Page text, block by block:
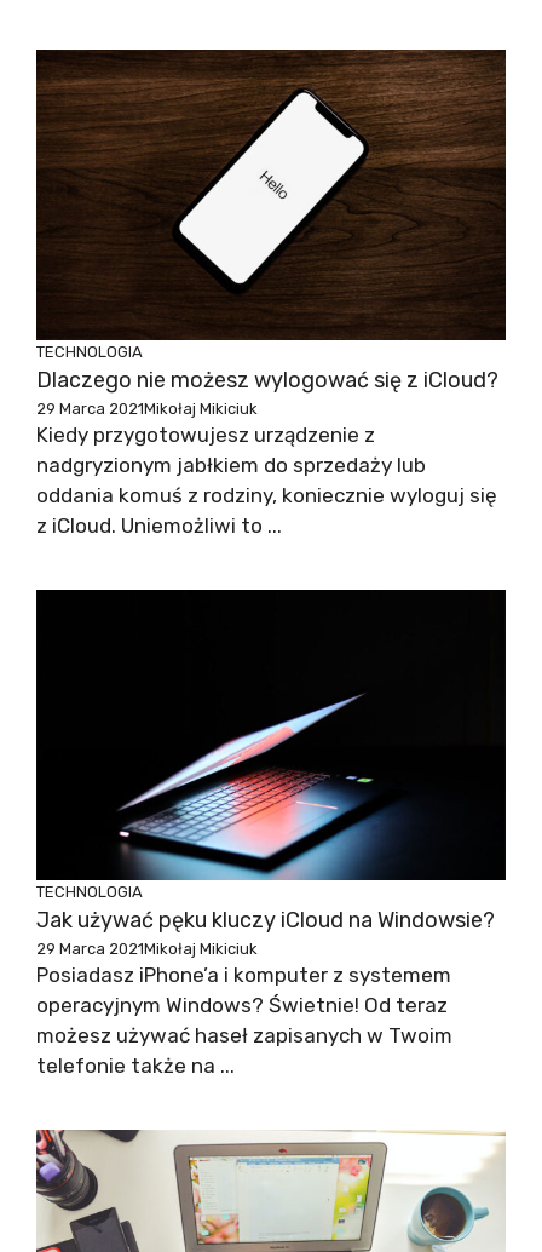
TECHNOLOGIA
Dlaczego nie możesz wylogować się z iCloud?
29 Marca 2021Mikołaj Mikiciuk
Kiedy przygotowujesz urządzenie z
nadgryzionym jabłkiem do sprzedaży lub
oddania komuś z rodziny, koniecznie wyloguj się
z iCloud. Uniemożliwi to ...
TECHNOLOGIA
Jak używać pęku kluczy iCloud na Windowsie?
29 Marca 2021Mikołaj Mikiciuk
Posiadasz iPhone’a i komputer z systemem
operacyjnym Windows? Świetnie! Od teraz
możesz używać haseł zapisanych w Twoim
telefonie także na ...